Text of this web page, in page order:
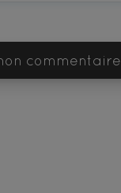
Ajouter mon commentaire